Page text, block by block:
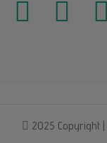
2025 Copyright |